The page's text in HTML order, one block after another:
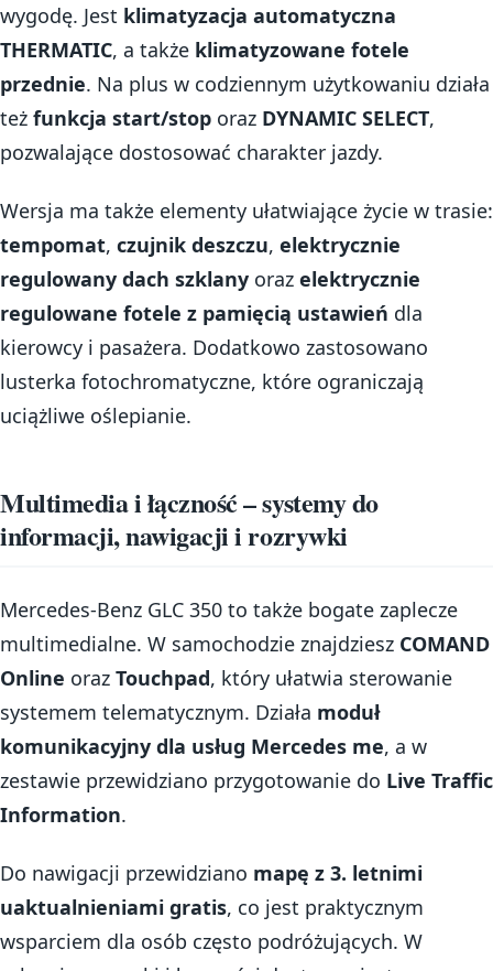
wygodę. Jest klimatyzacja automatyczna
THERMATIC, a także klimatyzowane fotele
przednie. Na plus w codziennym użytkowaniu działa
też funkcja start/stop oraz DYNAMIC SELECT,
pozwalające dostosować charakter jazdy.
Wersja ma także elementy ułatwiające życie w trasie:
tempomat, czujnik deszczu, elektrycznie
regulowany dach szklany oraz elektrycznie
regulowane fotele z pamięcią ustawień dla
kierowcy i pasażera. Dodatkowo zastosowano
lusterka fotochromatyczne, które ograniczają
uciążliwe oślepianie.
Multimedia i łączność – systemy do
informacji, nawigacji i rozrywki
Mercedes-Benz GLC 350 to także bogate zaplecze
multimedialne. W samochodzie znajdziesz COMAND
Online oraz Touchpad, który ułatwia sterowanie
systemem telematycznym. Działa moduł
komunikacyjny dla usług Mercedes me, a w
zestawie przewidziano przygotowanie do Live Traffic
Information.
Do nawigacji przewidziano mapę z 3. letnimi
uaktualnieniami gratis, co jest praktycznym
wsparciem dla osób często podróżujących. W